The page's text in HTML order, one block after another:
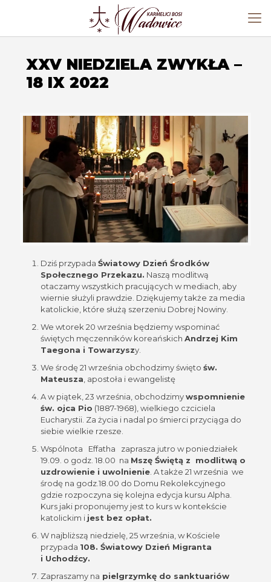
XXV NIEDZIELA ZWYKŁA –
18 IX 2022
Dziś przypada Światowy Dzień Środków
Społecznego Przekazu. Naszą modlitwą
otaczamy wszystkich pracujących w mediach, aby
wiernie służyli prawdzie. Dziękujemy także za media
katolickie, które służą szerzeniu Dobrej Nowiny.
We wtorek 20 września będziemy wspominać
świętych męczenników koreańskich Andrzej Kim
Taegona i Towarzyszy.
We środę 21 września obchodzimy święto św.
Mateusza, apostoła i ewangelistę
A w piątek, 23 września, obchodzimywspomnienie
św. ojca Pio (1887-1968), wielkiego czciciela
Eucharystii. Za życia i nadal po śmierci przyciąga do
siebie wielkie rzesze.
Wspólnota Effatha zaprasza jutro w poniedziałek
19.09. o godz. 18.00 na Mszę Świętą z modlitwą o
uzdrowienie i uwolnienie. A także 21 września we
środę na godz.18.00 do Domu Rekolekcyjnego
gdzie rozpoczyna się kolejna edycja kursu Alpha.
Kurs jaki proponujemy jest to kurs w kontekście
katolickim i jest bez opłat.
W najbliższą niedzielę, 25 września, w Kościele
przypada 108. Światowy Dzień Migranta
i Uchodźcy.
Zapraszamy na pielgrzymkę do sanktuariów